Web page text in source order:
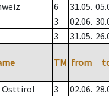
6 31.05.
3 02.06.
3 31.05.
TM from
Osttirol 3 02.06.